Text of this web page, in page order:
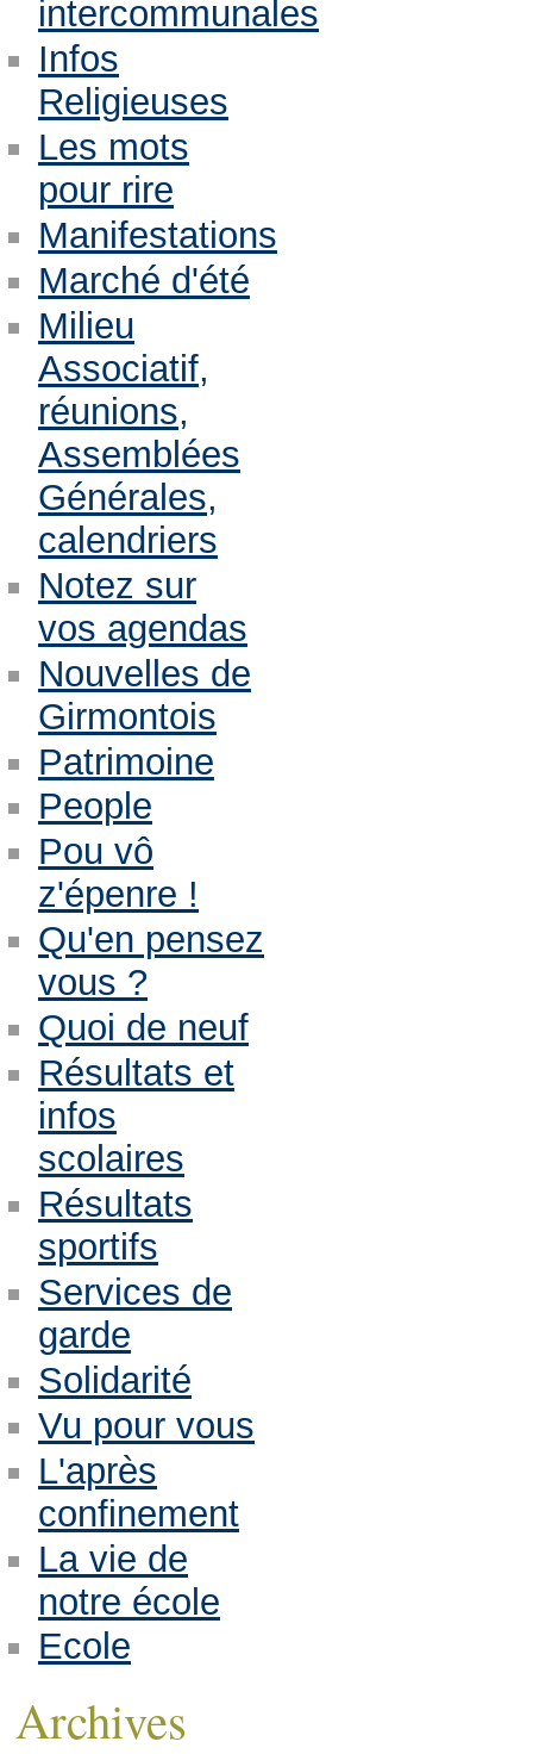
intercommunales
Infos
Religieuses
Les mots
pour rire
Manifestations
Marché d'été
Milieu
Associatif,
réunions,
Assemblées
Générales,
calendriers
Notez sur
vos agendas
Nouvelles de
Girmontois
Patrimoine
People
Pou vô
z'épenre !
Qu'en pensez
vous ?
Quoi de neuf
Résultats et
infos
scolaires
Résultats
sportifs
Services de
garde
Solidarité
Vu pour vous
L'après
confinement
La vie de
notre école
Ecole
Archives